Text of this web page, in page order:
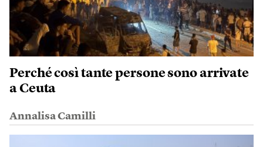
Perché così tante persone sono arrivate
a Ceuta
Annalisa Camilli